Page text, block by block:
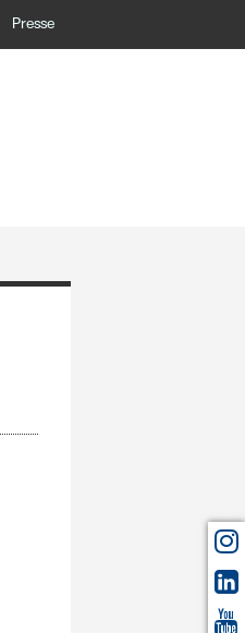
Presse